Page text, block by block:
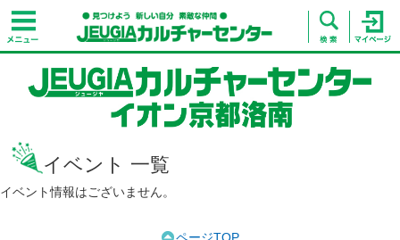
イベント 一覧
イベント情報はございません。